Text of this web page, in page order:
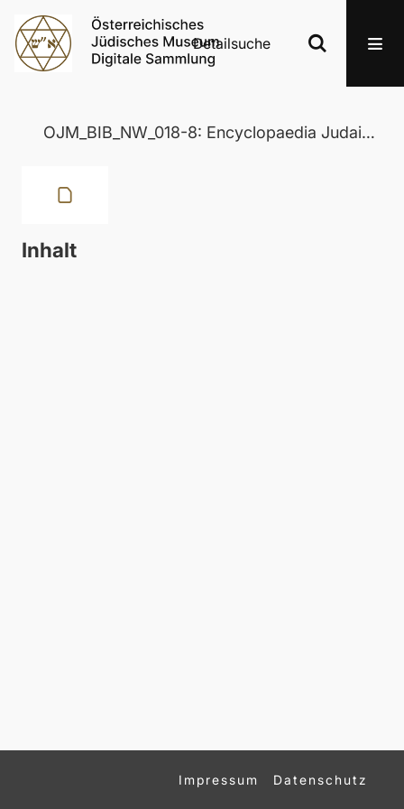
Detailsuche
OJM_BIB_NW_018-8: Encyclopaedia Judaica
Inhalt
Impressum Datenschutz